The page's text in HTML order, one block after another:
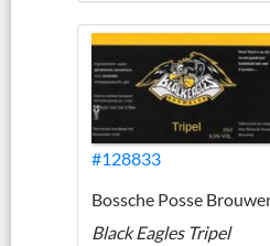
#128833
Bossche Posse
Black Eagles Tripel